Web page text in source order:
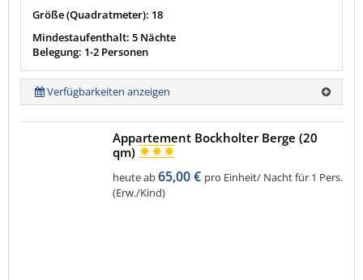
Größe (Quadratmeter): 18
Mindestaufenthalt: 5 Nächte
Belegung: 1-2 Personen
Verfügbarkeiten anzeigen
Appartement Bockholter Berge (20
qm)
heute ab65,00 € pro Einheit/ Nacht für 1 Pers.
(Erw./Kind)